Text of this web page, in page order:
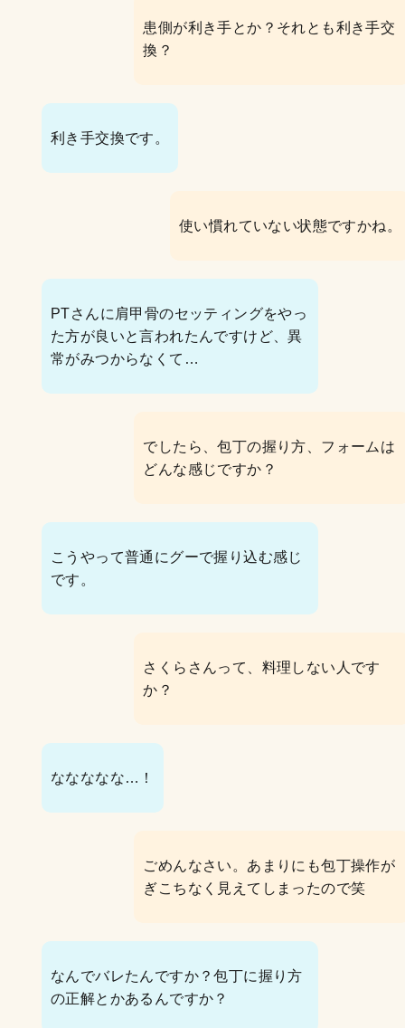
患側が利き手とか？それとも利き手交
換？
利き手交換です。
使い慣れていない状態ですかね。
PTさんに肩甲骨のセッティングをやっ
た方が良いと言われたんですけど、異
常がみつからなくて…
でしたら、包丁の握り方、フォームは
どんな感じですか？
こうやって普通にグーで握り込む感じ
です。
さくらさんって、料理しない人です
か？
ななななな…！
ごめんなさい。あまりにも包丁操作が
ぎこちなく見えてしまったので笑
なんでバレたんですか？包丁に握り方
の正解とかあるんですか？